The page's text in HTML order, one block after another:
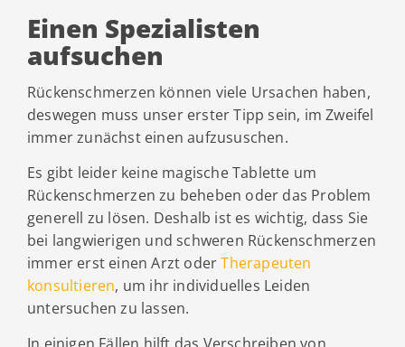
Einen Spezialisten
aufsuchen
Rückenschmerzen können viele Ursachen haben,
deswegen muss unser erster Tipp sein, im Zweifel
immer zunächst einen aufzususchen.
Es gibt leider keine magische Tablette um
Rückenschmerzen zu beheben oder das Problem
generell zu lösen. Deshalb ist es wichtig, dass Sie
bei langwierigen und schweren Rückenschmerzen
immer erst einen Arzt oderTherapeuten
konsultieren, um ihr individuelles Leiden
untersuchen zu lassen.